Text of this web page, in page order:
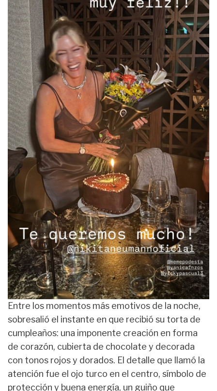
Entre los momentos más emotivos de la noche,
sobresalió el instante en que recibió su torta de
cumpleaños: una imponente creación en forma
de corazón, cubierta de chocolate y decorada
con tonos rojos y dorados. El detalle que llamó la
atención fue el ojo turco en el centro, símbolo de
protección y buena energía, un guiño que